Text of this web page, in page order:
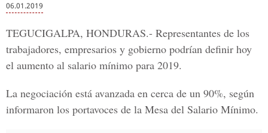
06.01.2019
TEGUCIGALPA, HONDURAS.- Representantes de los
trabajadores, empresarios y gobierno podrían definir hoy
el aumento al salario mínimo para 2019.
La negociación está avanzada en cerca de un 90%, según
informaron los portavoces de la Mesa del Salario Mínimo.